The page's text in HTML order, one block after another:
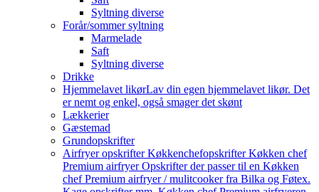
Syltning diverse
Forår/sommer syltning
Marmelade
Saft
Syltning diverse
Drikke
Hjemmelavet likørLav din egen hjemmelavet likør. Det
er nemt og enkel, også smager det skønt
Lækkerier
Gæstemad
Grundopskrifter
Airfryer opskrifter Køkkenchefopskrifter Køkken chef
Premium airfryer Opskrifter der passer til en Køkken
chef Premium airfryer / mulitcooker fra Bilka og Føtex.